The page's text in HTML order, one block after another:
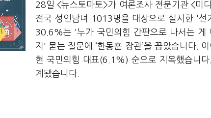
28일 <뉴스토마토>가 여론조사 전문기관 <
전국 성인남녀 1013명을 대상으로 실시한 '
30.6%는 '누가 국민의힘 간판으로 나서는 게
지' 묻는 질문에 ‘한동훈 장관’을 꼽았습니다.
현 국민의힘 대표(6.1%) 순으로 지목했습
계됐습니다.